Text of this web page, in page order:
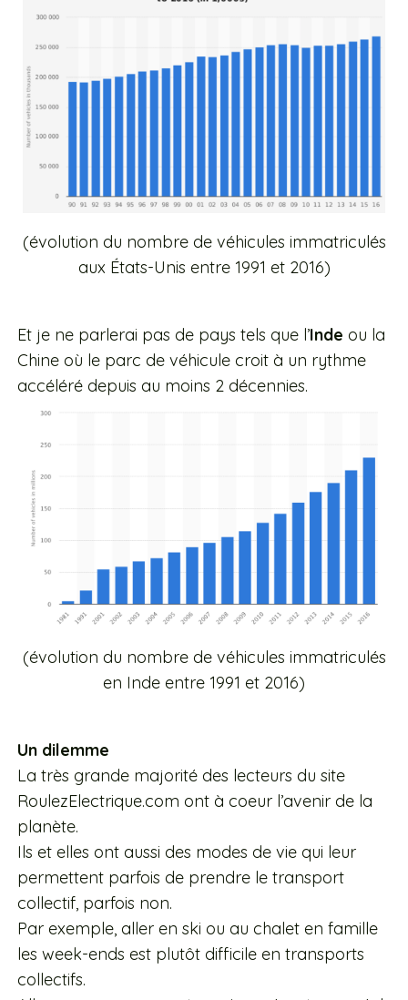
(évolution du nombre de véhicules immatriculés
aux États-Unis entre 1991 et 2016)
Et je ne parlerai pas de pays tels que l’Inde ou la
Chine où le parc de véhicule croit à un rythme
accéléré depuis au moins 2 décennies.
(évolution du nombre de véhicules immatriculés
en Inde entre 1991 et 2016)
Un dilemme
La très grande majorité des lecteurs du site
RoulezElectrique.com ont à coeur l’avenir de la
planète.
Ils et elles ont aussi des modes de vie qui leur
permettent parfois de prendre le transport
collectif, parfois non.
Par exemple, aller en ski ou au chalet en famille
les week-ends est plutôt difficile en transports
collectifs.